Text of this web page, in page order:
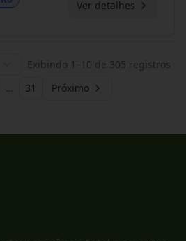
Ver detalhes
Exibindo 1 –10 de 305 registros
… 31 Próximo